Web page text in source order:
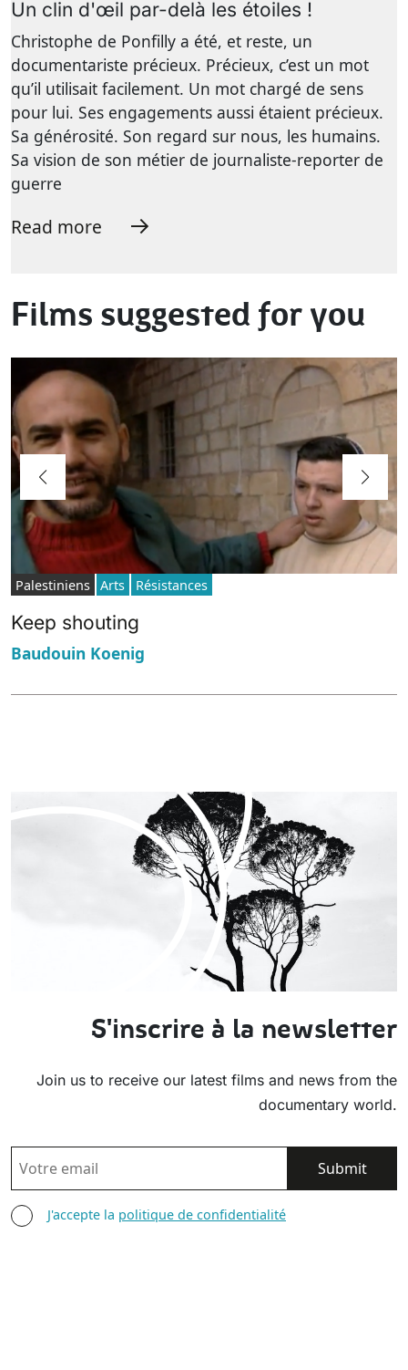
Un clin d'œil par-delà les étoiles !
Christophe de Ponfilly a été, et reste, un
documentariste précieux. Précieux, c’est un mot
qu’il utilisait facilement. Un mot chargé de sens
pour lui. Ses engagements aussi étaient précieux.
Sa générosité. Son regard sur nous, les humains.
Sa vision de son métier de journaliste-reporter de
guerre
Read more
Films suggested for you
Palestiniens Arts Résistances
Keep shouting
Baudouin Koenig
S'inscrire à la newsletter
Join us to receive our latest films and news from the
documentary world.
EMAIL
AGREE TERMS
J'accepte la politique de confidentialité